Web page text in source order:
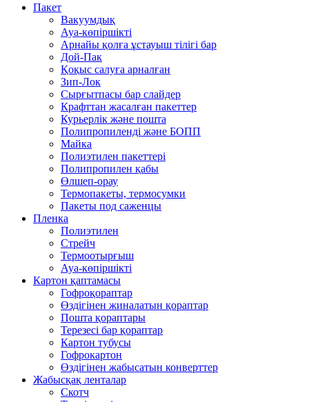
Пакет
Вакуумдық
Ауа-көпіршікті
Арнайы қолға ұстауыш тілігі бар
Дой-Пак
Қоқыс салуға арналған
Зип-Лок
Сырғытпасы бар слайдер
Крафттан жасалған пакеттер
Курьерлік және пошта
Полипропиленді және БОПП
Майка
Полиэтилен пакеттері
Полипропилен қабы
Өлшеп-орау
Термопакеты, термосумки
Пакеты под саженцы
Пленка
Полиэтилен
Стрейч
Термоотырғыш
Ауа-көпіршікті
Картон қаптамасы
Гофроқораптар
Өздігінен жиналатын қораптар
Пошта қораптары
Терезесі бар қораптар
Картон тубусы
Гофрокартон
Өздігінен жабысатын конверттер
Жабысқақ ленталар
Скотч